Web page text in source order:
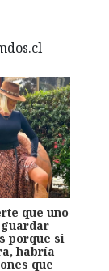
que uno
porque si
habría
que